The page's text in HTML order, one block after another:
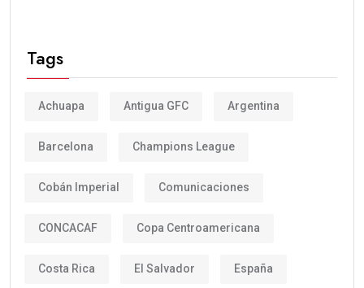
Tags
Achuapa Antigua GFC Argentina
Barcelona Champions League
Cobán Imperial Comunicaciones
CONCACAF Copa Centroamericana
Costa Rica El Salvador España